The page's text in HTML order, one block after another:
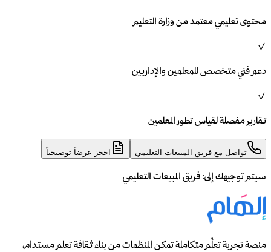
محتوى تعليمي معتمد من وزارة التعليم
✓
دعم فني متخصص للمعلمين والإداريين
✓
تقارير مفصلة لقياس تطور المعلمين
تواصل مع فريق المبيعات التعليمي احجز عرضاً توضيحياً
سيتم توجيهك إلى:فريق المبيعات التعليمي
منصة تجربة تعلُم متكاملة تمكن المنظمات من بناء ثقافة تعلم مستدام،